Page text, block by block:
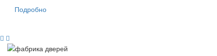
Подробно